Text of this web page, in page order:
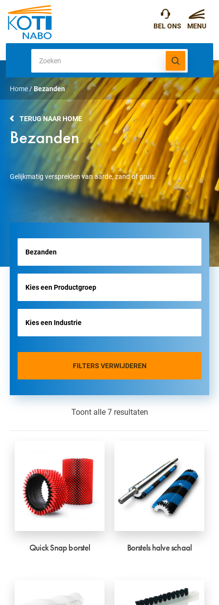
Home / Bezanden
TERUG NAAR HOME
Bezanden
Gelijkmatig verspreiden van aarde, zand of gruis.
FILTERS VERWIJDEREN
Toont alle 7 resultaten
Quick Snap borstel Borstels halve schaal